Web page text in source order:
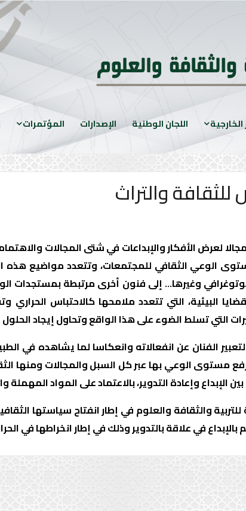
الخارجية اللجان الوطنية الإصدارات المؤتمرات
والتراث
لعرض الأفكار والإبداعات في شتى المجالات
الوعي الثقافي للمجتمعات، وتتعدد مواضيع هذه
وغيرها... إلى فنون أخرى مرتبطة بمستجدات
البيئية، التي تتعدد ملامحها كالاحتباس
التي تسلط الضوء على هذا الواقع وتحاول إيجاد الحلول
الفنان عن انفعالاته وانعكاسا لما يشاهده في
مستوى الوعي بها عبر كل السبل والمجالات ومنها
الإبداع وإعادة التدوير، بالاعتماد على المواد
والثقافة والعلوم في إطار انفتاح سياستها
في علاقة بالتدوير وذلك في إطار انخراطها في